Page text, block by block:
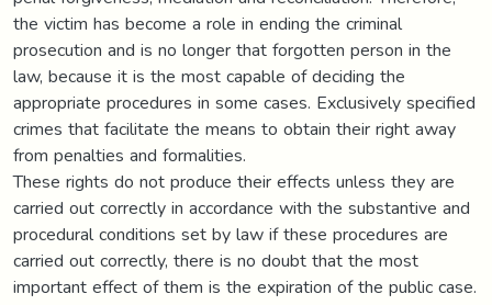
the victim has become a role in ending the criminal
prosecution and is no longer that forgotten person in the
law, because it is the most capable of deciding the
appropriate procedures in some cases. Exclusively specified
crimes that facilitate the means to obtain their right away
from penalties and formalities.
These rights do not produce their effects unless they are
carried out correctly in accordance with the substantive and
procedural conditions set by law if these procedures are
carried out correctly, there is no doubt that the most
important effect of them is the expiration of the public case.